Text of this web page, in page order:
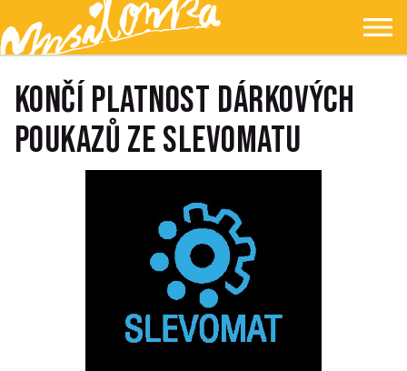
Přejít na hlavní obsah
Přejít na navigaci
Přejít na hledání
Ypsilonka ☰
Končí platnost dárkových
poukazů ze Slevomatu